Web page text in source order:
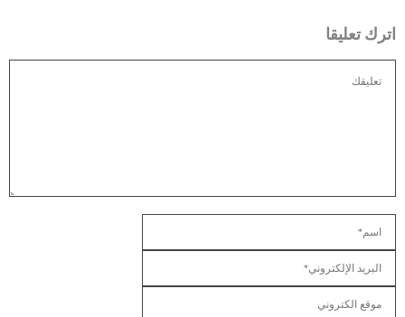
اترك تعليقا